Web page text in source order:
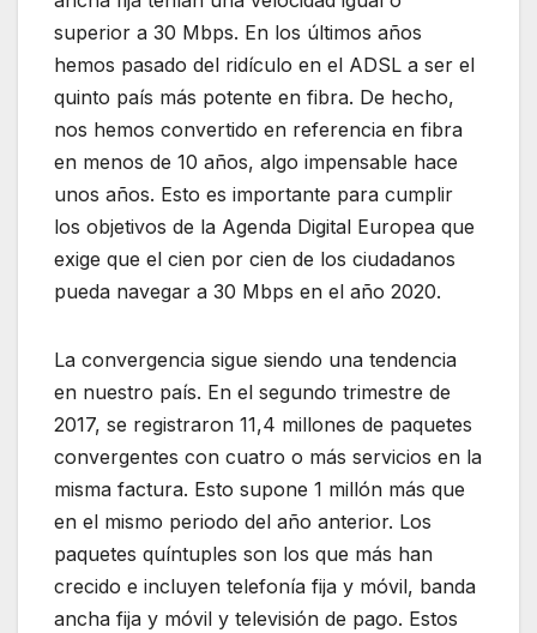
superior a 30 Mbps. En los últimos años
hemos pasado del ridículo en el ADSL a ser el
quinto país más potente en fibra. De hecho,
nos hemos convertido en referencia en fibra
en menos de 10 años, algo impensable hace
unos años. Esto es importante para cumplir
los objetivos de la Agenda Digital Europea que
exige que el cien por cien de los ciudadanos
pueda navegar a 30 Mbps en el año 2020.
La convergencia sigue siendo una tendencia
en nuestro país. En el segundo trimestre de
2017, se registraron 11,4 millones de paquetes
convergentes con cuatro o más servicios en la
misma factura. Esto supone 1 millón más que
en el mismo periodo del año anterior. Los
paquetes quíntuples son los que más han
crecido e incluyen telefonía fija y móvil, banda
ancha fija y móvil y televisión de pago. Estos